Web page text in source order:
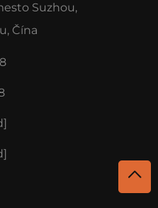
Suzhou,
Čína